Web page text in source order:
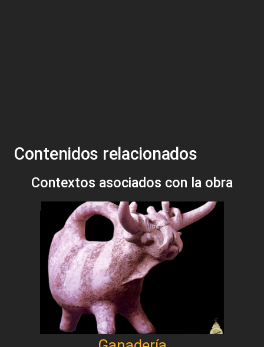
Contenidos relacionados
Contextos asociados con la obra